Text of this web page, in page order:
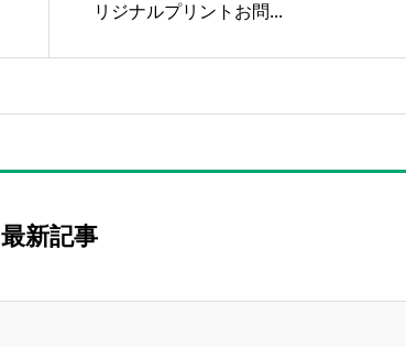
リジナルプリントお問...
最新記事